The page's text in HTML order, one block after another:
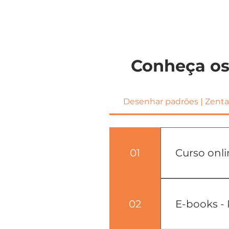
Conheça
Desenhar padrões |
01 Curso
Aprenda do
exclusivo
02 E-books -